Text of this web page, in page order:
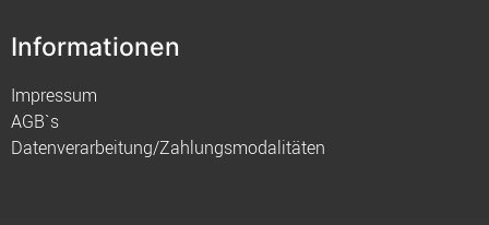
Informationen
Impressum
AGB`s
Datenverarbeitung/Zahlungsmodalitäten